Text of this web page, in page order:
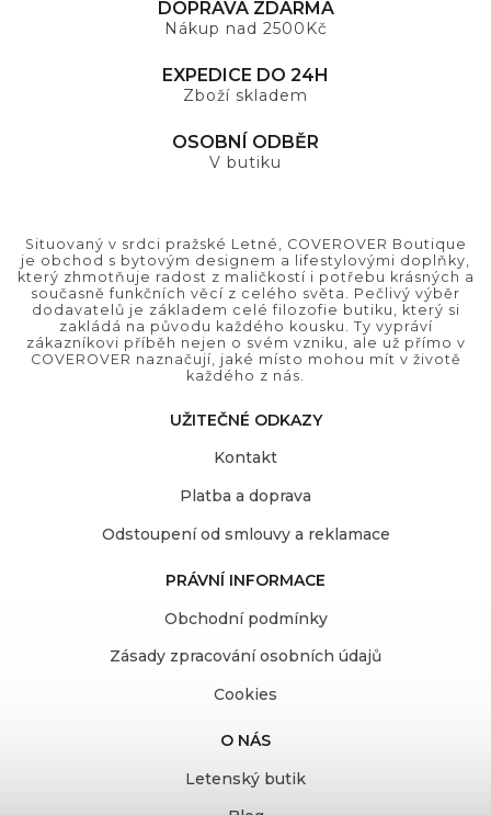
DOPRAVA ZDARMA
Nákup nad 2500Kč
EXPEDICE DO 24H
Zboží skladem
OSOBNÍ ODBĚR
V butiku
Situovaný v srdci pražské Letné, COVEROVER Boutique
je obchod s bytovým designem a lifestylovými doplňky,
který zhmotňuje radost z maličkostí i potřebu krásných a
současně funkčních věcí z celého světa. Pečlivý výběr
dodavatelů je základem celé filozofie butiku, který si
zakládá na původu každého kousku. Ty vypráví
zákazníkovi příběh nejen o svém vzniku, ale už přímo v
COVEROVER naznačují, jaké místo mohou mít v životě
každého z nás.
UŽITEČNÉ ODKAZY
Kontakt
Platba a doprava
Odstoupení od smlouvy a reklamace
PRÁVNÍ INFORMACE
Obchodní podmínky
Zásady zpracování osobních údajů
Cookies
O NÁS
Letenský butik